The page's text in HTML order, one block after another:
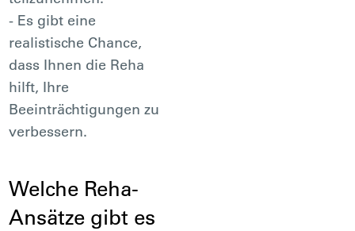
- Es gibt eine
realistische Chance,
dass Ihnen die Reha
hilft, Ihre
Beeinträchtigungen zu
verbessern.
Welche Reha-
Ansätze gibt es